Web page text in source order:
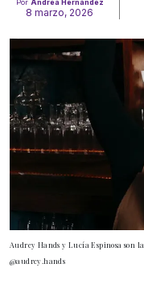
Por Andrea Hernández
8 marzo, 2026
Audrey Hands y Lucía Espinosa son
@audrey.hands